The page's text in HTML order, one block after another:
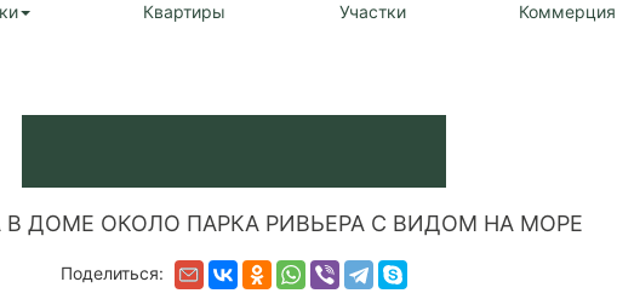
Квартиры Участки Коммерция
В ДОМЕ ОКОЛО ПАРКА РИВЬЕРА С ВИДОМ НА МОРЕ
Поделиться: